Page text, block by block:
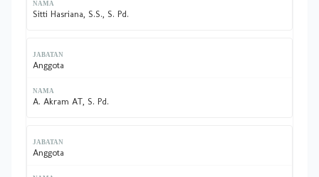
Sitti Hasriana, S.S., S. Pd.
Anggota
A. Akram AT, S. Pd.
Anggota